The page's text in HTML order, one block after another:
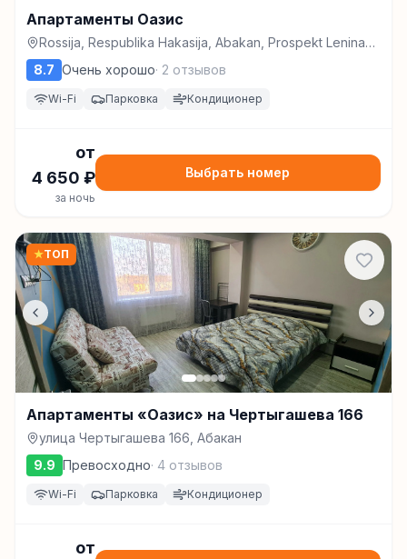
Апартаменты Оазис
Rossija, Respublika Hakasija, Abakan, Prospekt Lenina
St., 54, Абакан
8.7 Очень хорошо· 2 отзывов
Wi-Fi Парковка Кондиционер
от
4 650 ₽
за ночь
Выбрать номер
★ТОП
Апартаменты «Оазис» на Чертыгашева 166
улица Чертыгашева 166, Абакан
9.9 Превосходно· 4 отзывов
Wi-Fi Парковка Кондиционер
от